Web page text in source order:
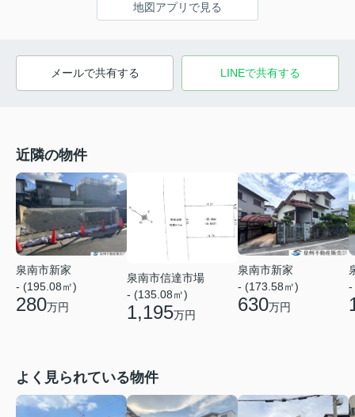
地図アプリで見る
メールで共有する LINEで共有する
近隣の物件
泉南市新家
- (195.08㎡)
280万円
泉南市信達市場
- (135.08㎡)
1,195万円
泉南市新家
- (173.58㎡)
630万円
-
よく見られている物件